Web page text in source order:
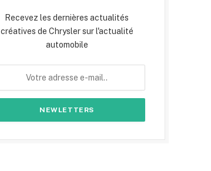
Recevez les dernières actualités
créatives de Chrysler sur l'actualité
automobile